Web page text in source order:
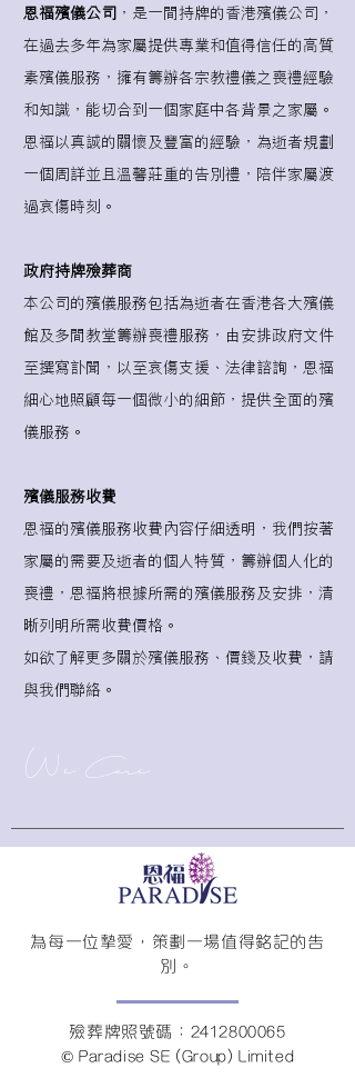
恩福殯儀公司 ，是一間持牌的香港殯儀公司，
在過去多年為家屬提供專業和值得信任的高質
素殯儀服務，擁有籌辦各宗教禮儀之喪禮經驗
和知識，能切合到一個家庭中各背景之家屬。
恩福以真誠的關懷及豐富的經驗，為逝者規劃
一個周詳並且溫馨莊重的告別禮，陪伴家屬渡
過哀傷時刻。
政府持牌殮葬商
本公司的殯儀服務包括為逝者在香港各大殯儀
館及多間教堂籌辦喪禮服務，由安排政府文件
至撰寫訃聞，以至哀傷支援、法律諮詢，恩福
細心地照顧每一個微小的細節，提供全面的殯
儀服務。
殯儀服務收費
恩福的殯儀服務收費內容仔細透明，我們按著
家屬的需要及逝者的個人特質，籌辦個人化的
喪禮，恩福將根據所需的殯儀服務及安排，清
晰列明所需收費價格。
如欲了解更多關於殯儀服務、價錢及收費，請
與我們聯絡。
We Care
為每一位摯愛，策劃一場值得銘記的告
別。
殮葬牌照號碼：2412800065
© Paradise SE (Group) Limited